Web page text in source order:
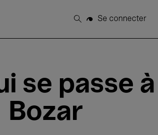
Rechercher
Se connecter
se passe à
Bozar